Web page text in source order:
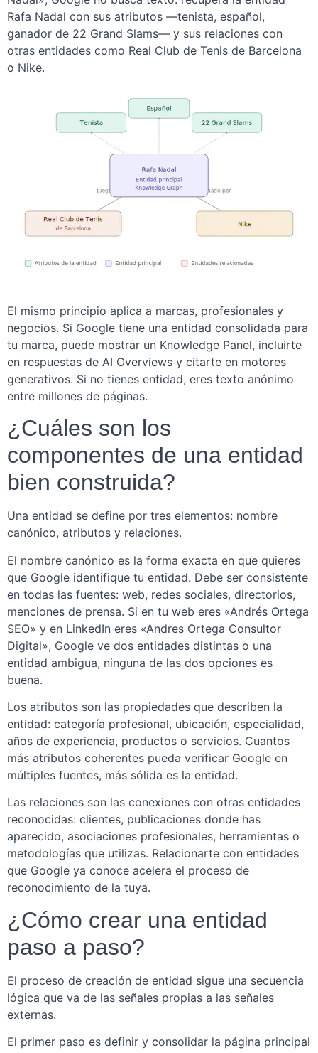
Rafa Nadal con sus atributos —tenista, español,
ganador de 22 Grand Slams— y sus relaciones con
otras entidades como Real Club de Tenis de Barcelona
o Nike.
El mismo principio aplica a marcas, profesionales y
negocios. Si Google tiene una entidad consolidada para
tu marca, puede mostrar un Knowledge Panel, incluirte
en respuestas de AI Overviews y citarte en motores
generativos. Si no tienes entidad, eres texto anónimo
entre millones de páginas.
¿Cuáles son los
componentes de una entidad
bien construida?
Una entidad se define por tres elementos: nombre
canónico, atributos y relaciones.
El nombre canónico es la forma exacta en que quieres
que Google identifique tu entidad. Debe ser consistente
en todas las fuentes: web, redes sociales, directorios,
menciones de prensa. Si en tu web eres «Andrés Ortega
SEO» y en LinkedIn eres «Andres Ortega Consultor
Digital», Google ve dos entidades distintas o una
entidad ambigua, ninguna de las dos opciones es
buena.
Los atributos son las propiedades que describen la
entidad: categoría profesional, ubicación, especialidad,
años de experiencia, productos o servicios. Cuantos
más atributos coherentes pueda verificar Google en
múltiples fuentes, más sólida es la entidad.
Las relaciones son las conexiones con otras entidades
reconocidas: clientes, publicaciones donde has
aparecido, asociaciones profesionales, herramientas o
metodologías que utilizas. Relacionarte con entidades
que Google ya conoce acelera el proceso de
reconocimiento de la tuya.
¿Cómo crear una entidad
paso a paso?
El proceso de creación de entidad sigue una secuencia
lógica que va de las señales propias a las señales
externas.
El primer paso es definir y consolidar la página principal